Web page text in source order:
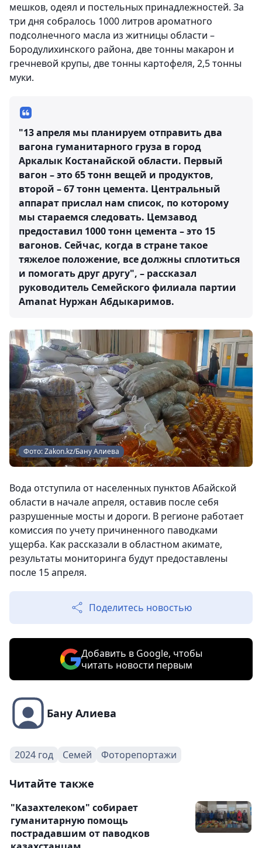
мешков, одеял и постельных принадлежностей. За
три дня собралось 1000 литров ароматного
подсолнечного масла из житницы области –
Бородулихинского района, две тонны макарон и
гречневой крупы, две тонны картофеля, 2,5 тонны
муки.
"13 апреля мы планируем отправить два
вагона гуманитарного груза в город
Аркалык Костанайской области. Первый
вагон – это 65 тонн вещей и продуктов,
второй – 67 тонн цемента. Центральный
аппарат прислал нам список, по которому
мы стараемся следовать. Цемзавод
предоставил 1000 тонн цемента – это 15
вагонов. Сейчас, когда в стране такое
тяжелое положение, все должны сплотиться
и помогать друг другу", – рассказал
руководитель Семейского филиала партии
Amanat Нуржан Абдыкаримов.
Фото: Zakon.kz/Бану Алиева
Вода отступила от населенных пунктов Абайской
области в начале апреля, оставив после себя
разрушенные мосты и дороги. В регионе работает
комиссия по учету причиненного паводками
ущерба. Как рассказали в областном акимате,
результаты мониторинга будут предоставлены
после 15 апреля.
Поделитесь новостью
Добавить в Google, чтобы
читать новости первым
Бану Алиева
2024 год Семей Фоторепортажи
Читайте также
"Казахтелеком" собирает
гуманитарную помощь
пострадавшим от паводков